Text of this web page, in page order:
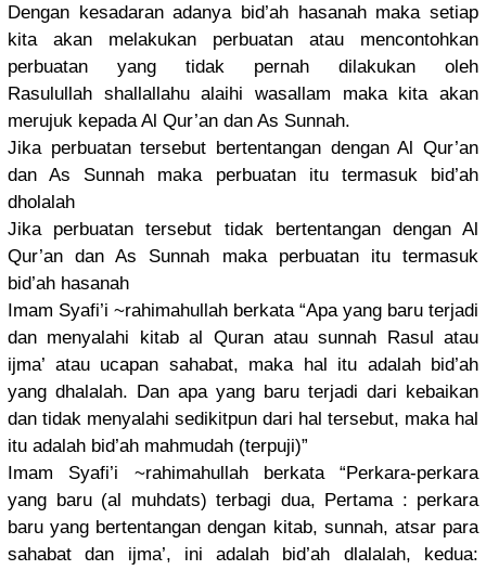
Dengan kesadaran adanya bid’ah hasanah maka setiap
kita akan melakukan perbuatan atau mencontohkan
perbuatan yang tidak pernah dilakukan oleh
Rasulullah shallallahu alaihi wasallam maka kita akan
merujuk kepada Al Qur’an dan As Sunnah.
Jika perbuatan tersebut bertentangan dengan Al Qur’an
dan As Sunnah maka perbuatan itu termasuk bid’ah
dholalah
Jika perbuatan tersebut tidak bertentangan dengan Al
Qur’an dan As Sunnah maka perbuatan itu termasuk
bid’ah hasanah
Imam Syafi’i ~rahimahullah berkata “Apa yang baru terjadi
dan menyalahi kitab al Quran atau sunnah Rasul atau
ijma’ atau ucapan sahabat, maka hal itu adalah bid’ah
yang dhalalah. Dan apa yang baru terjadi dari kebaikan
dan tidak menyalahi sedikitpun dari hal tersebut, maka hal
itu adalah bid’ah mahmudah (terpuji)”
Imam Syafi’i ~rahimahullah berkata “Perkara-perkara
yang baru (al muhdats) terbagi dua, Pertama : perkara
baru yang bertentangan dengan kitab, sunnah, atsar para
sahabat dan ijma’, ini adalah bid’ah dlalalah, kedua: